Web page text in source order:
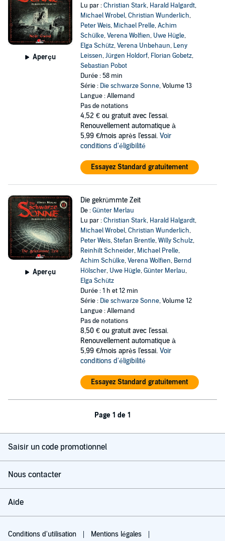
Aperçu
Lu par :Christian Stark, Harald Halgardt,
Michael Wrobel,Christian Wunderlich,
Peter Weis, Michael Prelle,Achim
Schülke,Verena Wolfien, Uwe Hügle,
Elga Schütz,Verena Unbehaun, Leny
Leissen,Jürgen Holdorf, Florian Gobetz,
Sebastian Pobot
Durée : 58 min
Série : Die schwarze Sonne, Volume 13
Langue : Allemand
Pas de notations
4,52 € ou gratuit avec l'essai.
Renouvellement automatique à
5,99 €/mois après l'essai. Voir
conditions d'éligibilité
Essayez Standard gratuitement
Aperçu
Die gekrümmte Zeit
De :Günter Merlau
Lu par :Christian Stark, Harald Halgardt,
Michael Wrobel,Christian Wunderlich,
Peter Weis,Stefan Brentle,Willy Schulz,
Reinhilt Schneider, Michael Prelle,
Achim Schülke,Verena Wolfien, Bernd
Hölscher, Uwe Hügle,Günter Merlau,
Elga Schütz
Durée : 1 h et 12 min
Série : Die schwarze Sonne, Volume 12
Langue : Allemand
Pas de notations
8,50 € ou gratuit avec l'essai.
Renouvellement automatique à
5,99 €/mois après l'essai. Voir
conditions d'éligibilité
Essayez Standard gratuitement
Page 1 de 1
Saisir un code promotionnel
Nous contacter
Aide
Conditions d'utilisation Mentions légales